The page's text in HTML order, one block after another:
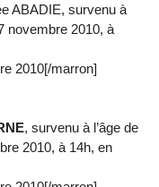
ABADIE, survenu à
novembre 2010, à
2010[/marron]
, survenu à l’âge de
2010, à 14h, en